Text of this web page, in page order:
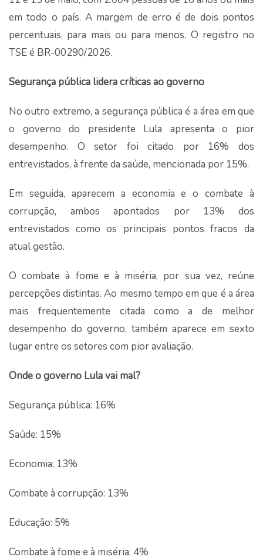
em todo o país. A margem de erro é de dois pontos
percentuais, para mais ou para menos. O registro no
TSE é BR-00290/2026.
Segurança pública lidera críticas ao governo
No outro extremo, a segurança pública é a área em que
o governo do presidente Lula apresenta o pior
desempenho. O setor foi citado por 16% dos
entrevistados, à frente da saúde, mencionada por 15%.
Em seguida, aparecem a economia e o combate à
corrupção, ambos apontados por 13% dos
entrevistados como os principais pontos fracos da
atual gestão.
O combate à fome e à miséria, por sua vez, reúne
percepções distintas. Ao mesmo tempo em que é a área
mais frequentemente citada como a de melhor
desempenho do governo, também aparece em sexto
lugar entre os setores com pior avaliação.
Onde o governo Lula vai mal?
Segurança pública: 16%
Saúde: 15%
Economia: 13%
Combate à corrupção: 13%
Educação: 5%
Combate à fome e à miséria: 4%